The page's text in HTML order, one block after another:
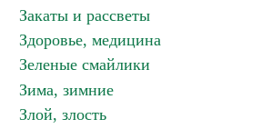
Закаты и рассветы
Здоровье, медицина
Зеленые смайлики
Зима, зимние
Злой, злость